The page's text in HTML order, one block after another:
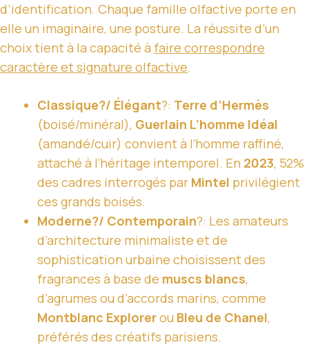
d’identification. Chaque famille olfactive porte en
elle un imaginaire, une posture. La réussite d’un
choix tient à la capacité à faire correspondre
caractère et signature olfactive.
Classique?/ Élégant?: Terre d’Hermès
(boisé/minéral), Guerlain L’homme Idéal
(amandé/cuir) convient à l’homme raffiné,
attaché à l’héritage intemporel. En 2023, 52%
des cadres interrogés par Mintel privilégient
ces grands boisés.
Moderne?/ Contemporain?: Les amateurs
d’architecture minimaliste et de
sophistication urbaine choisissent des
fragrances à base de muscs blancs,
d’agrumes ou d’accords marins, comme
Montblanc Explorerou Bleu de Chanel,
préférés des créatifs parisiens.